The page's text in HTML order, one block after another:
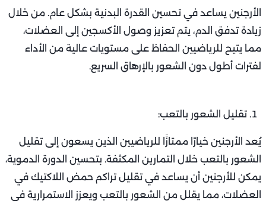
الأرجنين يساعد في تحسين القدرة البدنية بشكل عام. من خلال
زيادة تدفق الدم، يتم تعزيز وصول الأكسجين إلى العضلات،
مما يتيح للرياضيين الحفاظ على مستويات عالية من الأداء
لفترات أطول دون الشعور بالإرهاق السريع.
تقليل الشعور بالتعب:
يُعد الأرجنين خيارًا ممتازًا للرياضيين الذين يسعون إلى تقليل
الشعور بالتعب خلال التمارين المكثفة. بتحسين الدورة الدموية،
يمكن للأرجنين أن يساعد في تقليل تراكم حمض اللاكتيك في
العضلات، مما يقلل من الشعور بالتعب ويعزز الاستمرارية في